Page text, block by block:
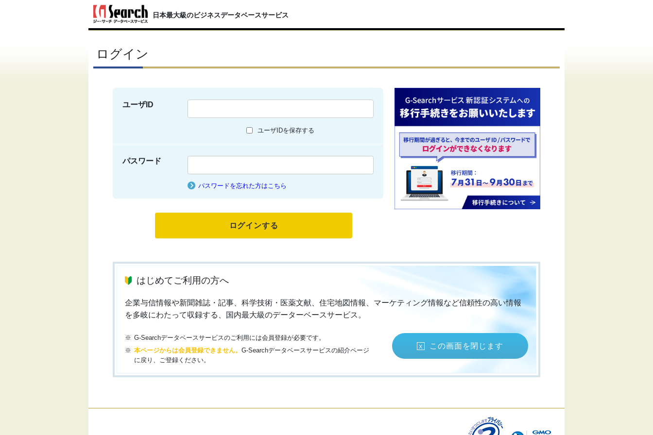
日本最大級のビジネスデータベースサービス
ログイン
ユーザID
ユーザIDを保存する
パスワード
パスワードを忘れた方はこちら
はじめてご利用の方へ
企業与信情報や新聞雑誌・記事、科学技術・医薬文献、住宅地図情報、マーケティング情報など信頼性の高い情報
を多岐にわたって収録する、国内最大級のデーターベースサービス。
G-Searchデータベースサービスのご利用には会員登録が必要です。
本ページからは会員登録できません。G-Searchデータベースサービスの紹介ページ
に戻り、ご登録ください。
この画面を閉じます